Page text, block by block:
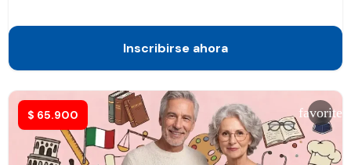
Inscribirse ahora
$ 65.900 favorite